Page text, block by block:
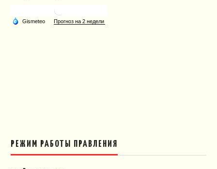
РЕЖИМ РАБОТЫ ПРАВЛЕНИЯ